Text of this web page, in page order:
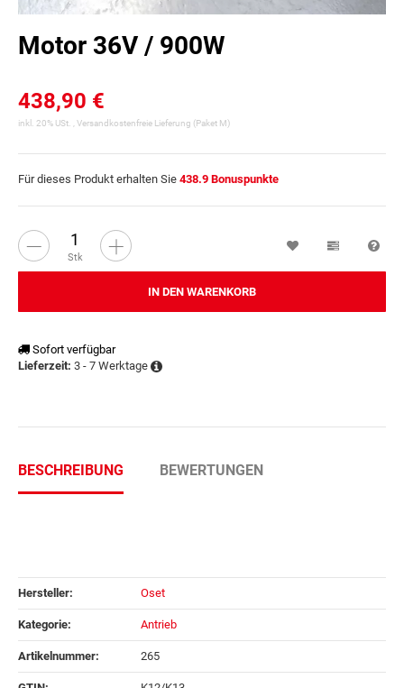
Motor 36V / 900W
438,90 €
inkl. 20% USt. , Versandkostenfreie Lieferung (Paket M)
Für dieses Produkt erhalten Sie 438.9 Bonuspunkte
Stk
IN DEN WARENKORB
Sofort verfügbar
Lieferzeit: 3 - 7 Werktage
Wunschzettel
BESCHREIBUNG BEWERTUNGEN
Hersteller: Oset
Kategorie: Antrieb
Artikelnummer: 265